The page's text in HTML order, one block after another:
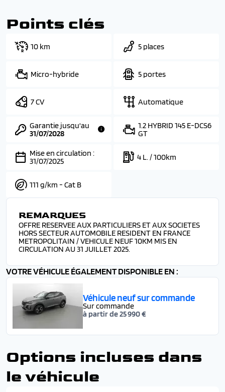
Points clés
10 km 5 places
Micro-hybride 5 portes
7 CV Automatique
Garantie jusqu'au
31/07/2028
1.2 HYBRID 145 E-DCS6
GT
Mise en circulation :
31/07/2025
4 L. / 100km
111 g/km - Cat B
REMARQUES
OFFRE RESERVEE AUX PARTICULIERS ET AUX SOCIETES
HORS SECTEUR AUTOMOBILE RESIDENT EN FRANCE
METROPOLITAIN / VEHICULE NEUF 10KM MIS EN
CIRCULATION AU 31 JUILLET 2025.
VOTRE VÉHICULE ÉGALEMENT DISPONIBLE EN :
Véhicule neuf sur commande
Sur commande
à partir de 25 990 €
Options incluses dans
le véhicule